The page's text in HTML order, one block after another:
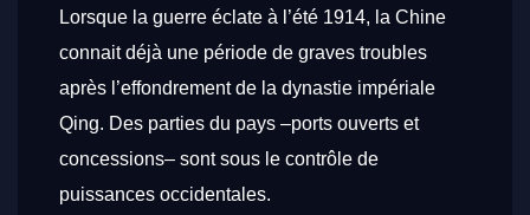
Lorsque la guerre éclate à l’été 1914, la Chine
connait déjà une période de graves troubles
après l’effondrement de la dynastie impériale
Qing. Des parties du pays –ports ouverts et
concessions– sont sous le contrôle de
puissances occidentales.